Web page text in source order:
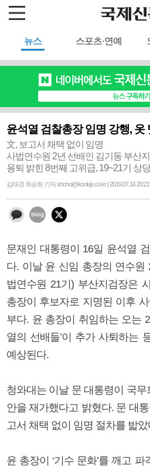
뉴스 스포츠·연예
윤석열 검찰총장 임명 강행, 옷
文, 보고서 채택 없이 임명
사법연수원 2년 선배인 김기동 부산
용퇴 밝힌 8번째 고위급, 19~21기 상
김태경 최승희 기자 shchoi@kookje.co.kr | 2019.07.16 20:21
문재인 대통령이 16일 윤석열
다. 이날 윤 신임 총장의 연수원
법연수원 21기) 부산지검장은
총장이 후보자로 지명된 이후
부다. 윤 총장이 취임하는 오는
열의 선배들’이 추가 사퇴하는
예상된다.
청와대는 이날 문 대통령이 국
안을 재가했다고 밝혔다. 문 대
고서 채택 없이 임명 절차를 밟았
윤 총장이 ‘기수 문화’를 깨고